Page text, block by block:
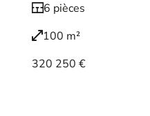
6 pièces
100 m²
320 250 €